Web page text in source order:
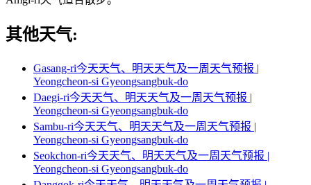
其他天气:
Gasang-ri今天天气、明天天气及一周天气预报 |
Yeongcheon-si Gyeongsangbuk-do
Daegi-ri今天天气、明天天气及一周天气预报 |
Yeongcheon-si Gyeongsangbuk-do
Sambu-ri今天天气、明天天气及一周天气预报 |
Yeongcheon-si Gyeongsangbuk-do
Seokchon-ri今天天气、明天天气及一周天气预报 |
Yeongcheon-si Gyeongsangbuk-do